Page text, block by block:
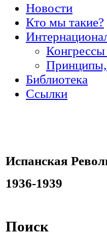
Новости
Кто мы такие?
Принципы,
Библиотека
Ссылки
Испанская
1936-1939
Поиск